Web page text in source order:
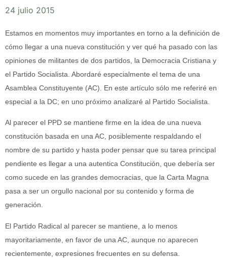
24 julio 2015
Estamos en momentos muy importantes en torno a la definición de
cómo llegar a una nueva constitución y ver qué ha pasado con las
opiniones de militantes de dos partidos, la Democracia Cristiana y
el Partido Socialista. Abordaré especialmente el tema de una
Asamblea Constituyente (AC). En este artículo sólo me referiré en
especial a la DC; en uno próximo analizaré al Partido Socialista.
Al parecer el PPD se mantiene firme en la idea de una nueva
constitución basada en una AC, posiblemente respaldando el
nombre de su partido y hasta poder pensar que su tarea principal
pendiente es llegar a una autentica Constitución, que debería ser
como sucede en las grandes democracias, que la Carta Magna
pasa a ser un orgullo nacional por su contenido y forma de
generación.
El Partido Radical al parecer se mantiene, a lo menos
mayoritariamente, en favor de una AC, aunque no aparecen
recientemente, expresiones frecuentes en su defensa.